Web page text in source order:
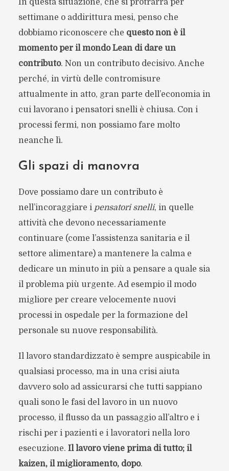
In questa situazione, che si protrarrà per
settimane o addirittura mesi, penso che
dobbiamo riconoscere che questo non è il
momento per il mondo Lean di dare un
contributo. Non un contributo decisivo. Anche
perché, in virtù delle contromisure
attualmente in atto, gran parte dell’economia in
cui lavorano i pensatori snelli è chiusa. Con i
processi fermi, non possiamo fare molto
neanche lì.
Gli spazi di manovra
Dove possiamo dare un contributo è
nell’incoraggiare i pensatori snelli, in quelle
attività che devono necessariamente
continuare (come l’assistenza sanitaria e il
settore alimentare) a mantenere la calma e
dedicare un minuto in più a pensare a quale sia
il problema più urgente. Ad esempio il modo
migliore per creare velocemente nuovi
processi in ospedale per la formazione del
personale su nuove responsabilità.
Il lavoro standardizzato è sempre auspicabile in
qualsiasi processo, ma in una crisi aiuta
davvero solo ad assicurarsi che tutti sappiano
quali sono le fasi del lavoro in un nuovo
processo, il flusso da un passaggio all’altro e i
rischi per i pazienti e i lavoratori nella loro
esecuzione. Il lavoro viene prima di tutto; il
kaizen, il miglioramento, dopo.